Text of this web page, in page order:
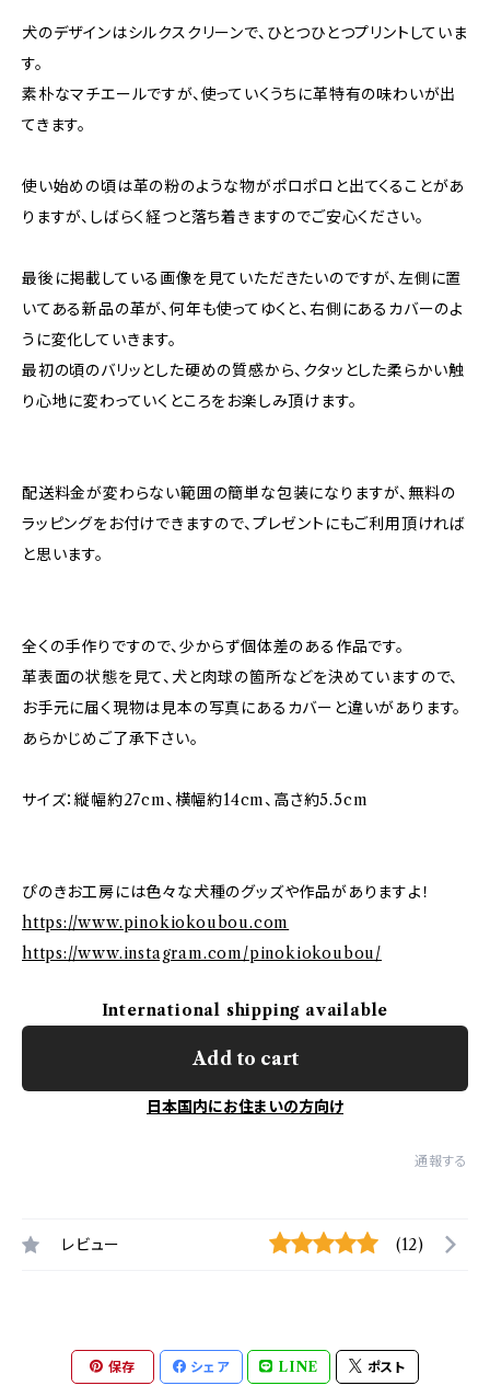
犬のデザインはシルクスクリーンで、ひとつひとつプリントしていま
す。
素朴なマチエールですが、使っていくうちに革特有の味わいが出
てきます。
使い始めの頃は革の粉のような物がポロポロと出てくることがあ
りますが、しばらく経つと落ち着きますのでご安心ください。
最後に掲載している画像を見ていただきたいのですが、左側に置
いてある新品の革が、何年も使ってゆくと、右側にあるカバーのよ
うに変化していきます。
最初の頃のバリッとした硬めの質感から、クタッとした柔らかい触
り心地に変わっていくところをお楽しみ頂けます。
配送料金が変わらない範囲の簡単な包装になりますが、無料の
ラッピングをお付けできますので、プレゼントにもご利用頂ければ
と思います。
全くの手作りですので、少からず個体差のある作品です。
革表面の状態を見て、犬と肉球の箇所などを決めていますので、
お手元に届く現物は見本の写真にあるカバーと違いがあります。
あらかじめご了承下さい。
サイズ：縦幅約27cm、横幅約14cm、高さ約5.5cm
ぴのきお工房には色々な犬種のグッズや作品がありますよ！
https://www.pinokiokoubou.com
https://www.instagram.com/pinokiokoubou/
International shipping available
Add to cart
日本国内にお住まいの方向け
通報する
レビュー (12)
保存 シェア LINE ポスト